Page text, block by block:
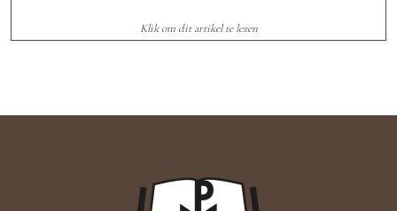
Klik om dit artikel te lezen